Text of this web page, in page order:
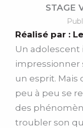
STAGE
Réalisé par :
Un
impressionner
un esprit. Mais
peu à peu se
des
troubler son